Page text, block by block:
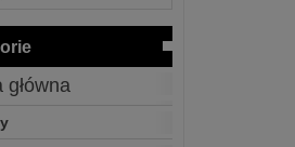
główna